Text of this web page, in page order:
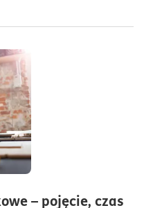
– pojęcie, czas